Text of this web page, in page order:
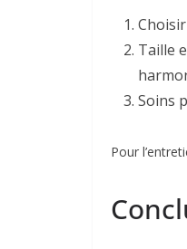
Taille
Soins
Pour